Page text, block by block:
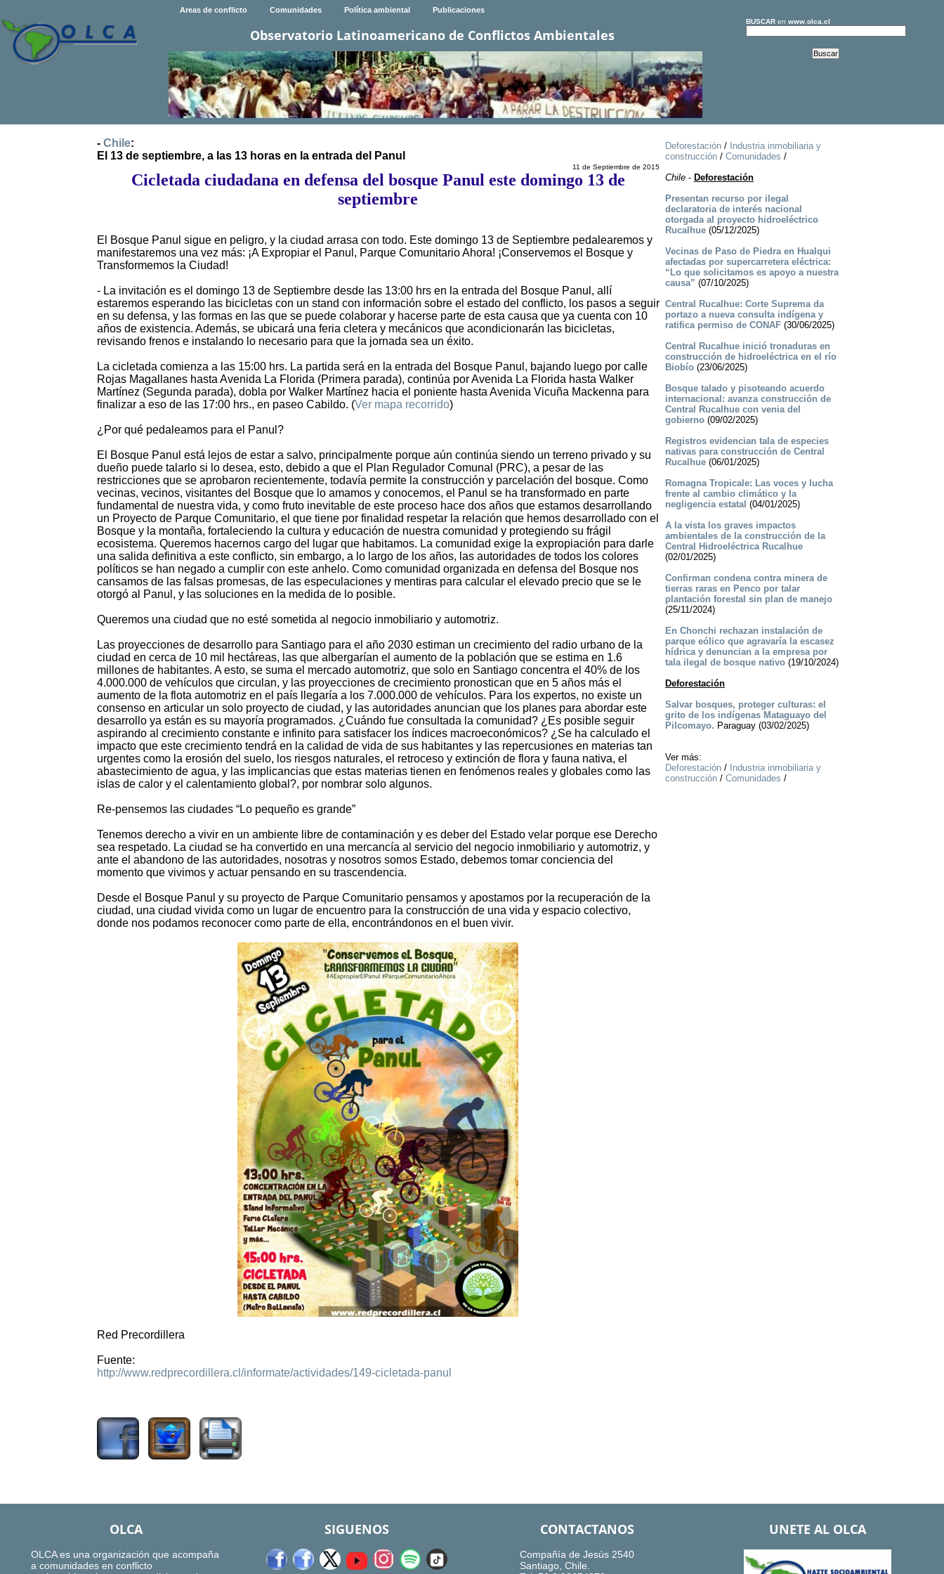
Areas de conflicto Comunidades Política ambiental Publicaciones
Observatorio Latinoamericano de Conflictos Ambientales
BUSCARen www.olca.cl
- Chile:
El 13 de septiembre, a las 13 horas en la entrada del Panul
11 de Septiembre de 2015
Cicletada ciudadana en defensa del bosque Panul este domingo 13 de
septiembre
El Bosque Panul sigue en peligro, y la ciudad arrasa con todo. Este domingo 13 de Septiembre pedalearemos y
manifestaremos una vez más: ¡A Expropiar el Panul, Parque Comunitario Ahora! ¡Conservemos el Bosque y
Transformemos la Ciudad!
- La invitación es el domingo 13 de Septiembre desde las 13:00 hrs en la entrada del Bosque Panul, allí
estaremos esperando las bicicletas con un stand con información sobre el estado del conflicto, los pasos a seguir
en su defensa, y las formas en las que se puede colaborar y hacerse parte de esta causa que ya cuenta con 10
años de existencia. Además, se ubicará una feria cletera y mecánicos que acondicionarán las bicicletas,
revisando frenos e instalando lo necesario para que la jornada sea un éxito.
La cicletada comienza a las 15:00 hrs. La partida será en la entrada del Bosque Panul, bajando luego por calle
Rojas Magallanes hasta Avenida La Florida (Primera parada), continúa por Avenida La Florida hasta Walker
Martínez (Segunda parada), dobla por Walker Martínez hacia el poniente hasta Avenida Vicuña Mackenna para
finalizar a eso de las 17:00 hrs., en paseo Cabildo. (Ver mapa recorrido)
¿Por qué pedaleamos para el Panul?
El Bosque Panul está lejos de estar a salvo, principalmente porque aún continúa siendo un terreno privado y su
dueño puede talarlo si lo desea, esto, debido a que el Plan Regulador Comunal (PRC), a pesar de las
restricciones que se aprobaron recientemente, todavía permite la construcción y parcelación del bosque. Como
vecinas, vecinos, visitantes del Bosque que lo amamos y conocemos, el Panul se ha transformado en parte
fundamental de nuestra vida, y como fruto inevitable de este proceso hace dos años que estamos desarrollando
un Proyecto de Parque Comunitario, el que tiene por finalidad respetar la relación que hemos desarrollado con el
Bosque y la montaña, fortaleciendo la cultura y educación de nuestra comunidad y protegiendo su frágil
ecosistema. Queremos hacernos cargo del lugar que habitamos. La comunidad exige la expropiación para darle
una salida definitiva a este conflicto, sin embargo, a lo largo de los años, las autoridades de todos los colores
políticos se han negado a cumplir con este anhelo. Como comunidad organizada en defensa del Bosque nos
cansamos de las falsas promesas, de las especulaciones y mentiras para calcular el elevado precio que se le
otorgó al Panul, y las soluciones en la medida de lo posible.
Queremos una ciudad que no esté sometida al negocio inmobiliario y automotriz.
Las proyecciones de desarrollo para Santiago para el año 2030 estiman un crecimiento del radio urbano de la
ciudad en cerca de 10 mil hectáreas, las que albergarían el aumento de la población que se estima en 1.6
millones de habitantes. A esto, se suma el mercado automotriz, que solo en Santiago concentra el 40% de los
4.000.000 de vehículos que circulan, y las proyecciones de crecimiento pronostican que en 5 años más el
aumento de la flota automotriz en el país llegaría a los 7.000.000 de vehículos. Para los expertos, no existe un
consenso en articular un solo proyecto de ciudad, y las autoridades anuncian que los planes para abordar este
desarrollo ya están es su mayoría programados. ¿Cuándo fue consultada la comunidad? ¿Es posible seguir
aspirando al crecimiento constante e infinito para satisfacer los índices macroeconómicos? ¿Se ha calculado el
impacto que este crecimiento tendrá en la calidad de vida de sus habitantes y las repercusiones en materias tan
urgentes como la erosión del suelo, los riesgos naturales, el retroceso y extinción de flora y fauna nativa, el
abastecimiento de agua, y las implicancias que estas materias tienen en fenómenos reales y globales como las
islas de calor y el calentamiento global?, por nombrar solo algunos.
Re-pensemos las ciudades “Lo pequeño es grande”
Tenemos derecho a vivir en un ambiente libre de contaminación y es deber del Estado velar porque ese Derecho
sea respetado. La ciudad se ha convertido en una mercancía al servicio del negocio inmobiliario y automotriz, y
ante el abandono de las autoridades, nosotras y nosotros somos Estado, debemos tomar conciencia del
momento que vivimos y actuar pensando en su trascendencia.
Desde el Bosque Panul y su proyecto de Parque Comunitario pensamos y apostamos por la recuperación de la
ciudad, una ciudad vivida como un lugar de encuentro para la construcción de una vida y espacio colectivo,
donde nos podamos reconocer como parte de ella, encontrándonos en el buen vivir.
Red Precordillera
Fuente:
http://www.redprecordillera.cl/informate/actividades/149-cicletada-panul
Deforestación/ Industria inmobiliaria y
construcción/ Comunidades /
Chile- Deforestación
Presentan recurso por ilegal
declaratoria de interés nacional
otorgada al proyecto hidroeléctrico
Rucalhue(05/12/2025)
Vecinas de Paso de Piedra en Hualqui
afectadas por supercarretera eléctrica:
“Lo que solicitamos es apoyo a nuestra
causa” (07/10/2025)
Central Rucalhue: Corte Suprema da
portazo a nueva consulta indígena y
ratifica permiso de CONAF(30/06/2025)
Central Rucalhue inició tronaduras en
construcción de hidroeléctrica en el río
Biobío(23/06/2025)
Bosque talado y pisoteando acuerdo
internacional: avanza construcción de
Central Rucalhue con venia del
gobierno(09/02/2025)
Registros evidencian tala de especies
nativas para construcción de Central
Rucalhue(06/01/2025)
Romagna Tropicale: Las voces y lucha
frente al cambio climático y la
negligencia estatal (04/01/2025)
A la vista los graves impactos
ambientales de la construcción de la
Central Hidroeléctrica Rucalhue
(02/01/2025)
Confirman condena contra minera de
tierras raras en Penco por talar
plantación forestal sin plan de manejo
(25/11/2024)
En Chonchi rechazan instalación de
parque eólico que agravaría la escasez
hídrica y denuncian a la empresa por
tala ilegal de bosque nativo(19/10/2024)
Deforestación
Salvar bosques, proteger culturas: el
grito de los indígenas Mataguayo del
Pilcomayo. Paraguay (03/02/2025)
Ver más:
Deforestación/ Industria inmobiliaria y
construcción/ Comunidades /
OLCA
OLCA es una organización que acompaña
a comunidades en conflicto
SIGUENOS CONTACTANOS
Compañía de Jesús 2540
Santiago, Chile.
UNETE AL OLCA